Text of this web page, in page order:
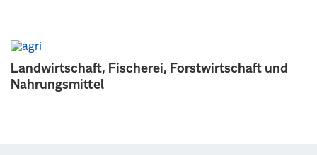
Landwirtschaft, Fischerei, Forstwirtschaft und
Nahrungsmittel